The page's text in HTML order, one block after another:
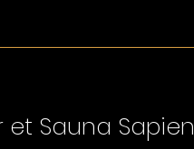
et Sauna Sapien